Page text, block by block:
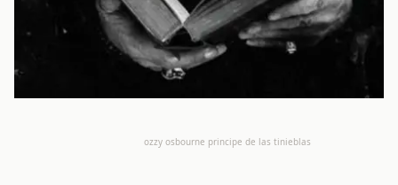
ozzy osbourne principe de las tinieblas